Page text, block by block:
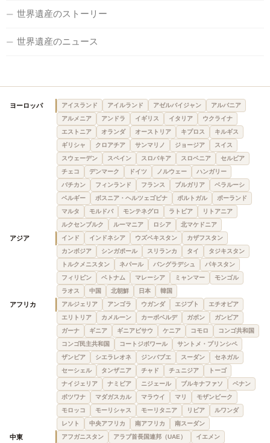
世界遺産のストーリー
世界遺産のニュース
ヨーロッパ アイスランド アイルランド アゼルバイジャン
アルバニア
アルメニア
アンドラ イギリス イタリア
ウクライナ
エストニア
オランダ オーストリア キプロス
キルギス
ギリシャ
クロアチア サンマリノ ジョージア
スイス
スウェーデン
スペイン スロバキア スロベニア
セルビア
チェコ
デンマーク ドイツ ノルウェー
ハンガリー
バチカン
フィンランド フランス ブルガリア
ベラルーシ
ベルギー
ボスニア・ヘルツェゴビナ ポルトガル
ポーランド
マルタ
モルドバ モンテネグロ ラトビア
リトアニア
ルクセンブルク
ルーマニア ロシア 北マケドニア
アジア インド インドネシア ウズベキスタン
カザフスタン
カンボジア
シンガポール スリランカ タイ
タジキスタン
トルクメニスタン
ネパール バングラデシュ
パキスタン
フィリピン
ベトナム マレーシア ミャンマー
モンゴル
ラオス
中国 北朝鮮 日本 韓国
アフリカ アルジェリア アンゴラ ウガンダ エジプト
エチオピア
エリトリア
カメルーン カーボベルデ ガボン
ガンビア
ガーナ
ギニア ギニアビサウ ケニア コモロ
コンゴ共和国
コンゴ民主共和国
コートジボワール
サントメ・プリンシペ
ザンビア
シエラレオネ ジンバブエ スーダン
セネガル
セーシェル
タンザニア チャド チュニジア
トーゴ
ナイジェリア
ナミビア ニジェール ブルキナファソ
ベナン
ボツワナ
マダガスカル マラウイ マリ
モザンビーク
モロッコ
モーリシャス モーリタニア リビア
ルワンダ
レソト
中央アフリカ 南アフリカ 南スーダン
中東 アフガニスタン アラブ首長国連邦（UAE） イエメン